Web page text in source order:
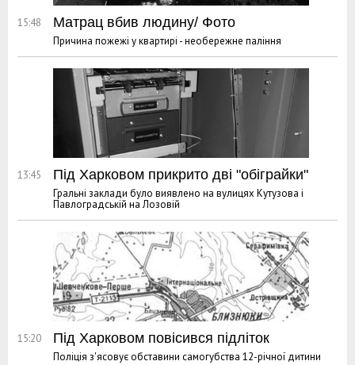
15:48 Матрац вбив людину/ Фото
Причина пожежі у квартирі - необережне паління
13:45 Під Харковом прикрито дві "обіграйки"
Гральні заклади було виявлено на вулицях Кутузова і
Павлоградській на Лозовій
15:20 Під Харковом повісився підліток
Поліція з'ясовує обставини самогубства 12-річної дитини